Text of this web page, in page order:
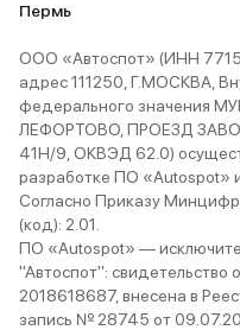
Пермь
ООО «Автоспот» (ИНН
адрес 111250, Г.МОСКВА,
федерального значения
ЛЕФОРТОВО, ПРОЕЗД
41Н/9, ОКВЭД 62.0)
разработке ПО «Autospot»
Согласно Приказу
(код): 2.01.
ПО «Autospot» —
"Автоспот":
2018618687, внесена в
запись № 28745 от